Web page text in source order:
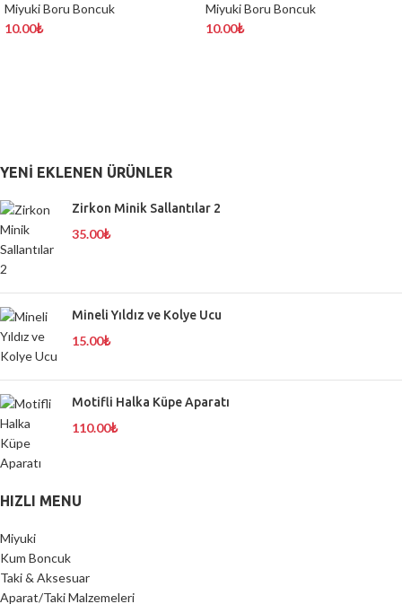
Miyuki Boru Boncuk
10.00₺
Miyuki Boru Boncuk
10.00₺
YENI EKLENEN ÜRÜNLER
Zirkon Minik Sallantılar 2
35.00₺
Mineli Yıldız ve Kolye Ucu
15.00₺
Motifli Halka Küpe Aparatı
110.00₺
HIZLI MENU
Miyuki
Kum Boncuk
Taki & Aksesuar
Aparat/Taki Malzemeleri